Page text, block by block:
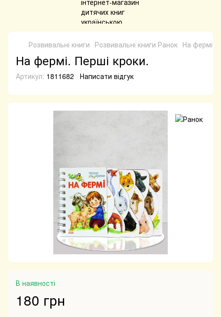
Розвивальні книги Розвивальні книги Ранок На фермі.
На фермі. Перші кроки.
Артикул: 1811682 Написати відгук
В наявності
180 грн